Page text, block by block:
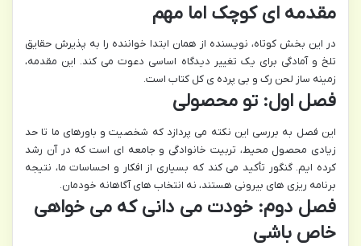
مقدمه ای کوچک اما مهم
در این بخش کوتاه، نویسنده از همان ابتدا خواننده را به پذیرش حقایق
تلخ و آمادگی برای یک تغییر دیدگاه اساسی دعوت می کند. این مقدمه،
زمینه ساز لحن رک و بی پرده ی کل کتاب است.
فصل اول: تو محصولی
این فصل به بررسی این نکته می پردازد که شخصیت و باورهای ما تا حد
زیادی محصول محیط، تربیت خانوادگی و جامعه ای است که در آن رشد
کرده ایم. گنگور تأکید می کند که بسیاری از افکار و احساسات ما، نتیجه
برنامه ریزی های بیرونی هستند، نه انتخاب های آگاهانه خودمان.
فصل دوم: خودت می دانی که می خواهی
خاص باشی